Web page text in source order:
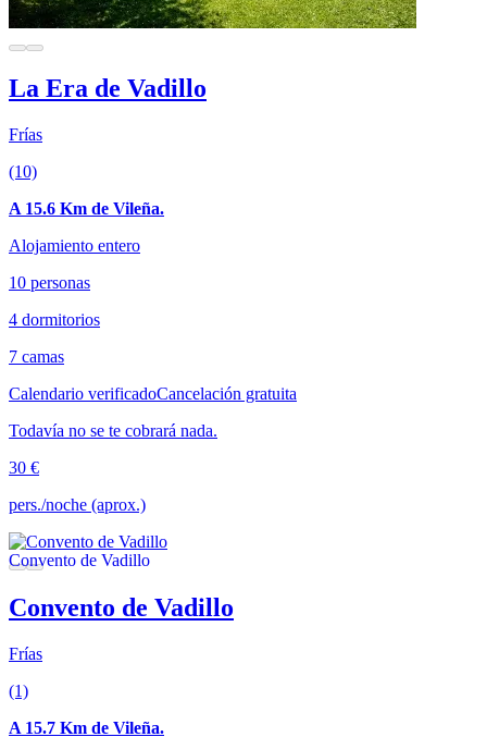
La Era de Vadillo
Frías
(10)
A 15.6 Km de Vileña.
Alojamiento entero
10 personas
4 dormitorios
7 camas
Calendario verificadoCancelación gratuita
Todavía no se te cobrará nada.
30 €
pers./noche (aprox.)
Convento de Vadillo
Frías
(1)
A 15.7 Km de Vileña.